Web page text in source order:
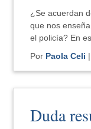
¿Se acuerdan
que nos
el policía? En
Por Paola Celi
Duda